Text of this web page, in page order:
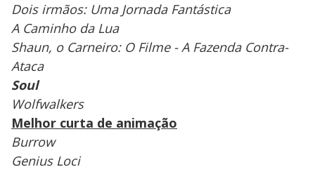
Dois irmãos: Uma Jornada Fantástica
A Caminho da Lua
Shaun, o Carneiro: O Filme - A Fazenda Contra-
Ataca
Soul
Wolfwalkers
Melhor curta de animação
Burrow
Genius Loci